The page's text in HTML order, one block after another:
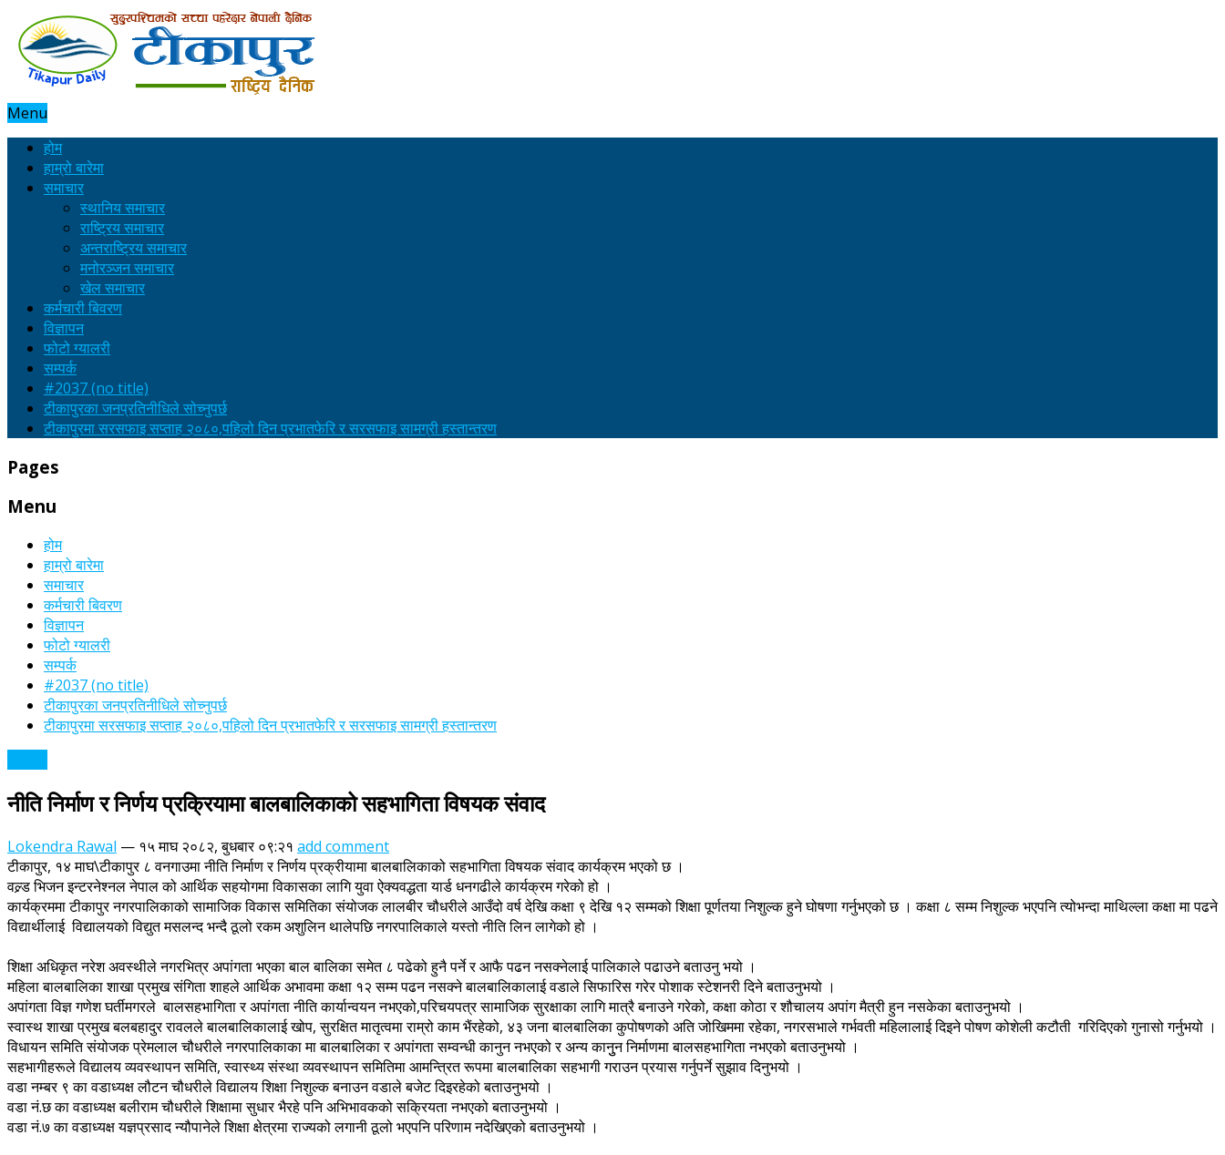
Menu
होम
हाम्रो बारेमा
समाचार
स्थानिय समाचार
राष्ट्रिय समाचार
अन्तराष्ट्रिय समाचार
मनोरञ्जन समाचार
खेल समाचार
कर्मचारी बिवरण
विज्ञापन
फोटो ग्यालरी
सम्पर्क
#2037 (no title)
टीकापुरका जनप्रतिनीधिले सोच्नुपर्छ
टीकापुरमा सरसफाइ सप्ताह २०८०,पहिलो दिन प्रभातफेरि र सरसफाइ सामग्री हस्तान्तरण
Pages
Menu
होम
हाम्रो बारेमा
समाचार
कर्मचारी बिवरण
विज्ञापन
फोटो ग्यालरी
सम्पर्क
#2037 (no title)
टीकापुरका जनप्रतिनीधिले सोच्नुपर्छ
टीकापुरमा सरसफाइ सप्ताह २०८०,पहिलो दिन प्रभातफेरि र सरसफाइ सामग्री हस्तान्तरण
नीति निर्माण र निर्णय प्रक्रियामा बालबालिकाको सहभागिता विषयक संवाद
Lokendra Rawal — १५ माघ २०८२, बुधबार ०९:२१ add comment
टीकापुर, १४ माघ\टीकापुर ८ वनगाउमा नीति निर्माण र निर्णय प्रक्रीयामा बालबालिकाको सहभागिता विषयक संवाद कार्यक्रम भएको छ ।
वल्र्ड भिजन इन्टरनेश्नल नेपाल को आर्थिक सहयोगमा विकासका लागि युवा ऐक्यवद्धता यार्ड धनगढीले कार्यक्रम गरेको हो ।
कार्यक्रममा टीकापुर नगरपालिकाको सामाजिक विकास समितिका संयोजक लालबीर चौधरीले आउँदो वर्ष देखि कक्षा ९ देखि १२ सम्मको शिक्षा पूर्णतया निशुल्क हुने घोषणा गर्नुभएको छ । कक्षा ८ सम्म निशुल्क भएपनि त्योभन्दा माथिल्ला कक्षा मा पढने
विद्यार्थीलाई विद्यालयको विद्युत मसलन्द भन्दै ठूलो रकम अशुलिन थालेपछि नगरपालिकाले यस्तो नीति लिन लागेको हो ।
शिक्षा अधिकृत नरेश अवस्थीले नगरभित्र अपांगता भएका बाल बालिका समेत ८ पढेको हुनै पर्ने र आफै पढन नसक्नेलाई पालिकाले पढाउने बताउनु भयो ।
महिला बालबालिका शाखा प्रमुख संगिता शाहले आर्थिक अभावमा कक्षा १२ सम्म पढन नसक्ने बालबालिकालाई वडाले सिफारिस गरेर पोशाक स्टेशनरी दिने बताउनुभयो ।
अपांगता विज्ञ गणेश घर्तीमगरले बालसहभागिता र अपांगता नीति कार्यान्वयन नभएको,परिचयपत्र सामाजिक सुरक्षाका लागि मात्रै बनाउने गरेको, कक्षा कोठा र शौचालय अपांग मैत्री हुन नसकेका बताउनुभयो ।
स्वास्थ शाखा प्रमुख बलबहादुर रावलले बालबालिकालाई खोप, सुरक्षित मातृत्वमा राम्रो काम भैंरहेको, ४३ जना बालबालिका कुपोषणको अति जोखिममा रहेका, नगरसभाले गर्भवती महिलालाई दिइने पोषण कोशेली कटौती गरिदिएको गुनासो गर्नुभयो ।
विधायन समिति संयोजक प्रेमलाल चौधरीले नगरपालिकाका मा बालबालिका र अपांगता सम्वन्धी कानुन नभएको र अन्य कानुुन निर्माणमा बालसहभागिता नभएको बताउनुभयो ।
सहभागीहरूले विद्यालय व्यवस्थापन समिति, स्वास्थ्य संस्था व्यवस्थापन समितिमा आमन्त्रित रूपमा बालबालिका सहभागी गराउन प्रयास गर्नुपर्ने सुझाव दिनुभयो ।
वडा नम्बर ९ का वडाध्यक्ष लौटन चौधरीले विद्यालय शिक्षा निशुल्क बनाउन वडाले बजेट दिइरहेको बताउनुभयो ।
वडा नं.छ का वडाध्यक्ष बलीराम चौधरीले शिक्षामा सुधार भैरहे पनि अभिभावकको सक्रियता नभएको बताउनुभयो ।
वडा नं.७ का वडाध्यक्ष यज्ञप्रसाद न्यौपानेले शिक्षा क्षेत्रमा राज्यको लगानी ठूलो भएपनि परिणाम नदेखिएको बताउनुभयो ।